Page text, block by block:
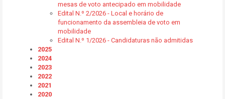
mesas de voto antecipado em mobilidade
Edital N.º 2/2026 - Local e horário de
funcionamento da assembleia de voto em
mobilidade
Edital N.º 1/2026 - Candidaturas não admitidas
2025
2024
2023
2022
2021
2020